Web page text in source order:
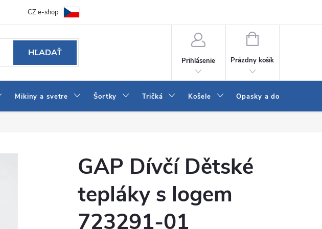
Ako vybrať džínsy Wrangler a LEE
CZ e-shop
HĽADAŤ
Prihlásenie
NÁKUPNÝ
Prázdny košík
Mikiny a svetre Šortky Tričká Košele Opasky a doplnky
GAP Dívčí Dětské
tepláky s logem
723291-01